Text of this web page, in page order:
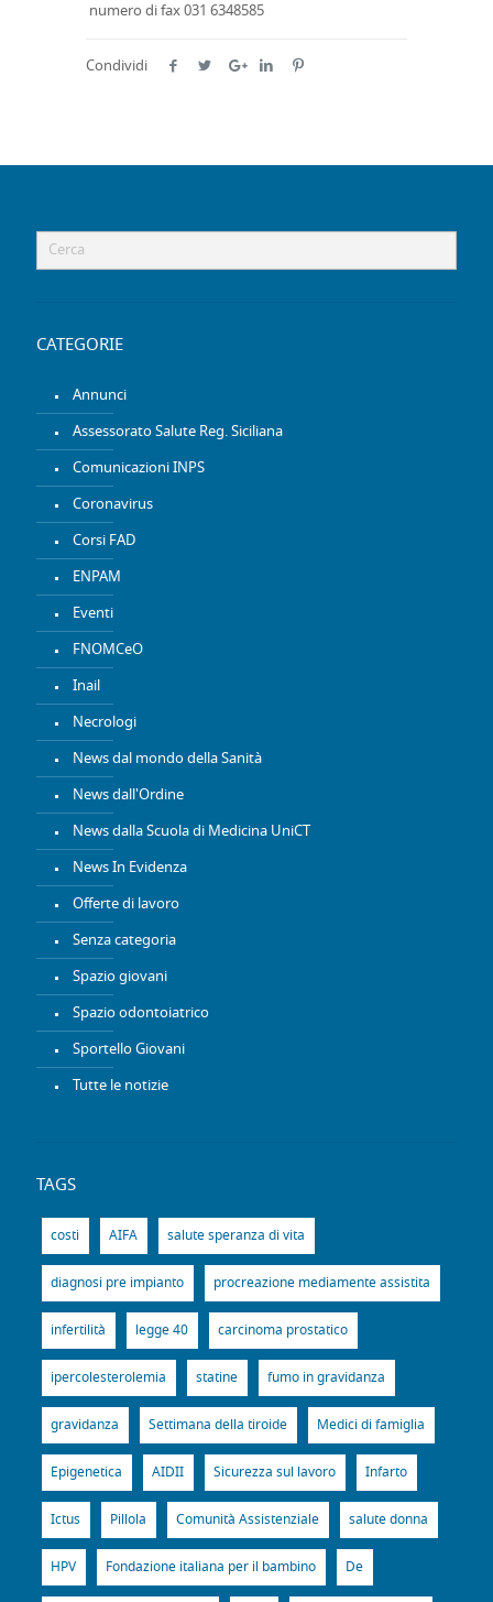
numero di fax 031 6348585
Condividi
CATEGORIE
Annunci
Assessorato Salute Reg. Siciliana
Comunicazioni INPS
Coronavirus
Corsi FAD
ENPAM
Eventi
FNOMCeO
Inail
Necrologi
News dal mondo della Sanità
News dall'Ordine
News dalla Scuola di Medicina UniCT
News In Evidenza
Offerte di lavoro
Senza categoria
Spazio giovani
Spazio odontoiatrico
Sportello Giovani
Tutte le notizie
TAGS
costi AIFA salute speranza di vita
diagnosi pre impianto procreazione mediamente assistita
infertilità legge 40 carcinoma prostatico
ipercolesterolemia statine fumo in gravidanza
gravidanza Settimana della tiroide Medici di famiglia
Epigenetica AIDII Sicurezza sul lavoro Infarto
Ictus Pillola Comunità Assistenziale salute donna
HPV Fondazione italiana per il bambino De